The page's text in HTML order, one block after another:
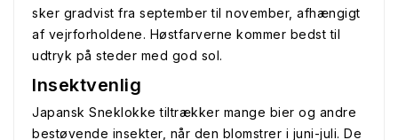
sker gradvist fra september til november, afhængigt
af vejrforholdene. Høstfarverne kommer bedst til
udtryk på steder med god sol.
Insektvenlig
Japansk Sneklokke tiltrækker mange bier og andre
bestøvende insekter, når den blomstrer i juni-juli. De